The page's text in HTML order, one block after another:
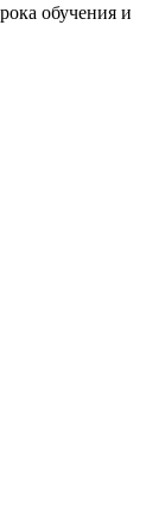
обучения и